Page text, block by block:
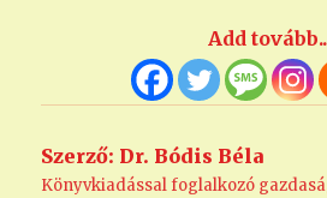
Add
Szerző: Dr. Bódis Béla
Könyvkiadással foglalkozó